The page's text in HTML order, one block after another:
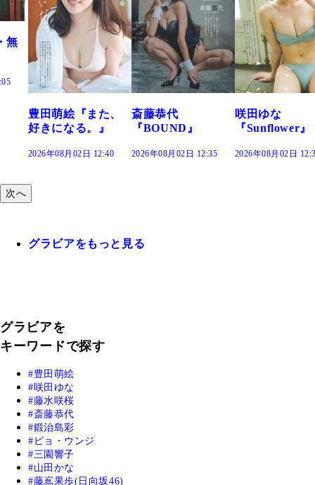
斎藤恭代
『BOUND』
2026年08月02日 12:35
咲田ゆな
『Sunflower』
2026年08月02日 12:30
藤水咲桜『花
だまり』
2026年08月02日
次へ
グラビアをもっと見る
グラビアを
キーワードで探す
豊田萌絵
咲田ゆな
藤水咲桜
斎藤恭代
鍛治島彩
ピョ・ウンジ
三園響子
山田かな
藤嶌果歩(日向坂46)